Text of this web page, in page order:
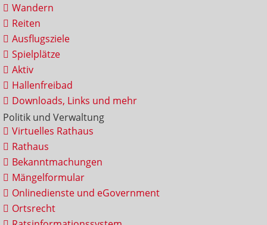
Wandern
Reiten
Ausflugsziele
Spielplätze
Aktiv
Hallenfreibad
Downloads, Links und mehr
Politik und Verwaltung
Virtuelles Rathaus
Rathaus
Bekanntmachungen
Mängelformular
Onlinedienste und eGovernment
Ortsrecht